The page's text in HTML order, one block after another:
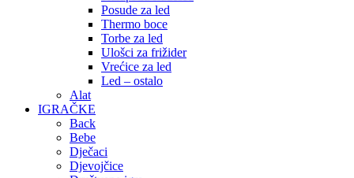
Posude za led
Thermo boce
Torbe za led
Ulošci za frižider
Vrećice za led
Led – ostalo
Alat
IGRAČKE
Back
Bebe
Dječaci
Djevojčice